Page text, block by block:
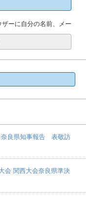
ーに自分の名前、メー
奈良県知事報告 表敬訪
会 関西大会奈良県準決